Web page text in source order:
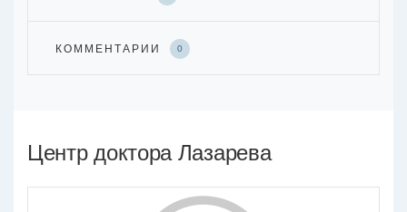
КОММЕНТАРИИ 0
Центр доктора Лазарева